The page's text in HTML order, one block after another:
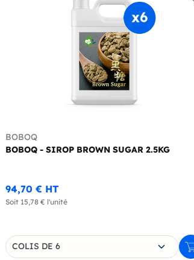
panier
BOBOQ
BOBOQ - SIROP BROWN SUGAR 2.5KG
94,70 € HT
Soit 15,78 € l'unité
Choisissez une déclinaison
COLIS DE 6